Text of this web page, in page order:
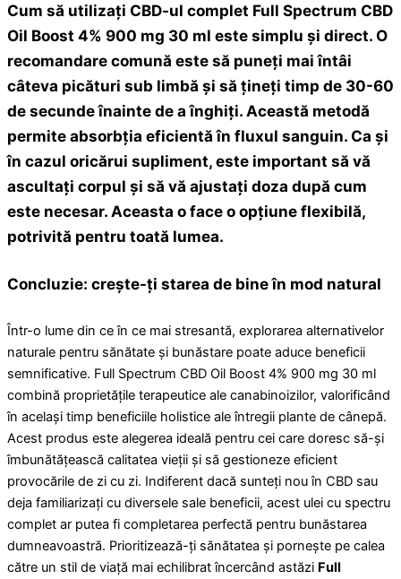
Cum să utilizați CBD-ul complet Full Spectrum CBD
Oil Boost 4% 900 mg 30 ml este simplu și direct. O
recomandare comună este să puneți mai întâi
câteva picături sub limbă și să țineți timp de 30-60
de secunde înainte de a înghiți. Această metodă
permite absorbția eficientă în fluxul sanguin. Ca și
în cazul oricărui supliment, este important să vă
ascultați corpul și să vă ajustați doza după cum
este necesar. Aceasta o face o opțiune flexibilă,
potrivită pentru toată lumea.
Concluzie: crește-ți starea de bine în mod natural
Într-o lume din ce în ce mai stresantă, explorarea alternativelor
naturale pentru sănătate și bunăstare poate aduce beneficii
semnificative. Full Spectrum CBD Oil Boost 4% 900 mg 30 ml
combină proprietățile terapeutice ale canabinoizilor, valorificând
în același timp beneficiile holistice ale întregii plante de cânepă.
Acest produs este alegerea ideală pentru cei care doresc să-și
îmbunătățească calitatea vieții și să gestioneze eficient
provocările de zi cu zi. Indiferent dacă sunteți nou în CBD sau
deja familiarizați cu diversele sale beneficii, acest ulei cu spectru
complet ar putea fi completarea perfectă pentru bunăstarea
dumneavoastră. Prioritizează-ți sănătatea și pornește pe calea
către un stil de viață mai echilibrat încercând astăzi Full